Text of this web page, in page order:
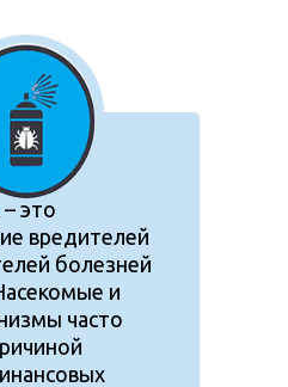
это
вредителей
болезней
и
часто